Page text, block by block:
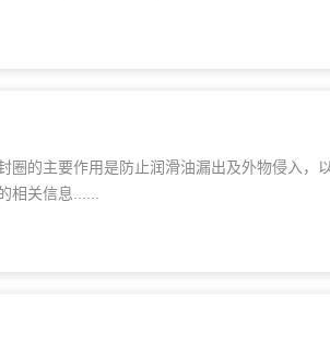
圈的主要作用是防止润滑油漏出及外物侵入，
相关信息......